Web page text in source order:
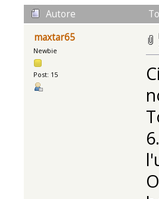
Autore
maxtar65
Newbie
Post: 15